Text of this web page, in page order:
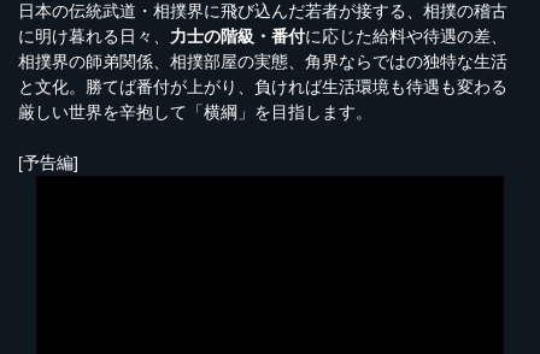
日本の伝統武道・相撲界に飛び込んだ若者が接する、相撲の稽古
に明け暮れる日々、 力士の階級・番付に応じた給料や待遇の差、
相撲界の師弟関係、相撲部屋の実態、角界ならではの独特な生活
と文化。勝てば番付が上がり、負ければ生活環境も待遇も変わる
厳しい世界を辛抱して「横綱」を目指します。
[予告編]